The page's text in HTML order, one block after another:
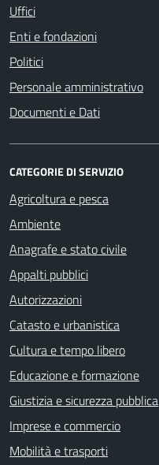
Uffici
Enti e fondazioni
Politici
Personale amministrativo
Documenti e Dati
CATEGORIE DI SERVIZIO
Agricoltura e pesca
Ambiente
Anagrafe e stato civile
Appalti pubblici
Autorizzazioni
Catasto e urbanistica
Cultura e tempo libero
Educazione e formazione
Giustizia e sicurezza pubblica
Imprese e commercio
Mobilità e trasporti